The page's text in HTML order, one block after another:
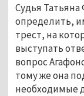
Судья Татьяна
определить,
трест, на
выступать
вопрос
тому же она
необходимые